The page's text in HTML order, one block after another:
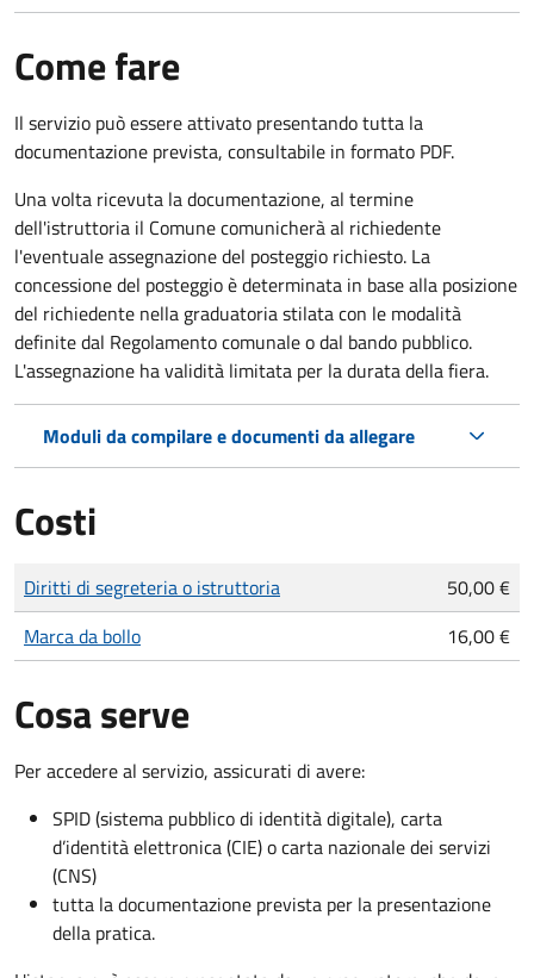
Come fare
Il servizio può essere attivato presentando tutta la
documentazione prevista, consultabile in formato PDF.
Una volta ricevuta la documentazione, al termine
dell'istruttoria il Comune comunicherà al richiedente
l'eventuale assegnazione del posteggio richiesto. La
concessione del posteggio è determinata in base alla posizione
del richiedente nella graduatoria stilata con le modalità
definite dal Regolamento comunale o dal bando pubblico.
L'assegnazione ha validità limitata per la durata della fiera.
Moduli da compilare e documenti da allegare
Costi
Tipo di pagamento
Importo
Diritti di segreteria o istruttoria
50,00 €
Marca da bollo
16,00 €
Cosa serve
Per accedere al servizio, assicurati di avere:
SPID (sistema pubblico di identità digitale), carta
d’identità elettronica (CIE) o carta nazionale dei servizi
(CNS)
tutta la documentazione prevista per la presentazione
della pratica.